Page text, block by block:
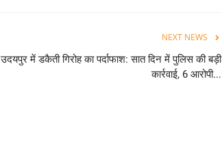
NEXT NEWS
उदयपुर में डकैती गिरोह का पर्दाफाश: सात दिन में पुलिस की बड़ी
कार्रवाई, 6 आरोपी...